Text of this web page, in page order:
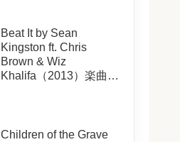
Beat It by Sean
Kingston ft. Chris
Brown & Wiz
Khalifa（2013）楽曲解
Children of the Grave